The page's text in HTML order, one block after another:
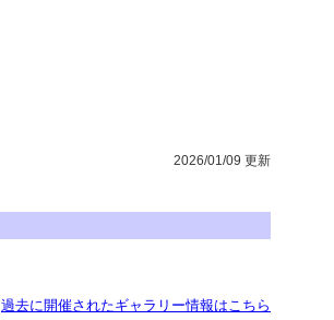
2026/01/09 更新
過去に開催されたギャラリー情報はこちら